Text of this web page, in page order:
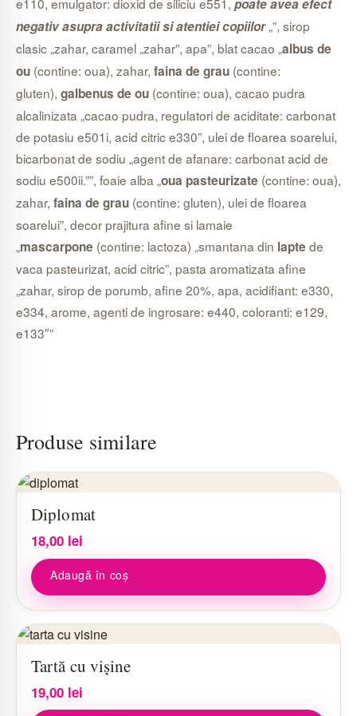
poate avea efect
negativ asupra activitatii si atentiei copiilor„”, sirop
clasic „zahar, caramel „zahar”, apa”, blat cacao „albus de
ou (contine: oua), zahar, faina de grau (contine:
gluten), galbenus de ou (contine: oua), cacao pudra
alcalinizata „cacao pudra, regulatori de aciditate: carbonat
de potasiu e501i, acid citric e330”, ulei de floarea soarelui,
bicarbonat de sodiu „agent de afanare: carbonat acid de
sodiu e500ii.””, foaie alba „oua pasteurizate (contine: oua),
zahar, faina de grau (contine: gluten), ulei de floarea
soarelui”, decor prajitura afine si lamaie
„mascarpone (contine: lactoza) „smantana din lapte de
vaca pasteurizat, acid citric”, pasta aromatizata afine
„zahar, sirop de porumb, afine 20%, apa, acidifiant: e330,
e334, arome, agenti de ingrosare: e440, coloranti: e129,
e133″”
Produse similare
Diplomat
18,00 lei
Adaugă în coș
Tartă cu vișine
19,00 lei